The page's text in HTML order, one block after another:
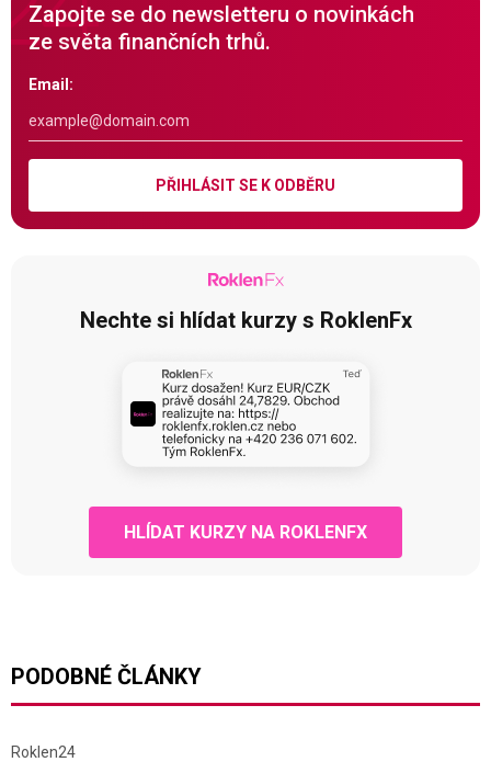
Zapojte se do newsletteru o novinkách
ze světa finančních trhů.
Email:
PŘIHLÁSIT SE K ODBĚRU
Nechte si hlídat kurzy s RoklenFx
HLÍDAT KURZY NA ROKLENFX
PODOBNÉ ČLÁNKY
Roklen24